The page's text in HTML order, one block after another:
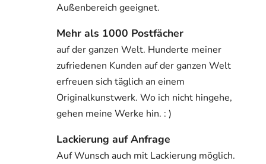
Außenbereich geeignet.
Mehr als 1000 Postfächer
auf der ganzen Welt. Hunderte meiner
zufriedenen Kunden auf der ganzen Welt
erfreuen sich täglich an einem
Originalkunstwerk. Wo ich nicht hingehe,
gehen meine Werke hin. : )
Lackierung auf Anfrage
Auf Wunsch auch mit Lackierung möglich.